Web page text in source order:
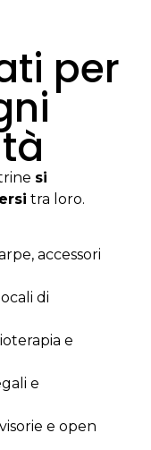
per
si
tra loro.
accessori
di
e
e
e open